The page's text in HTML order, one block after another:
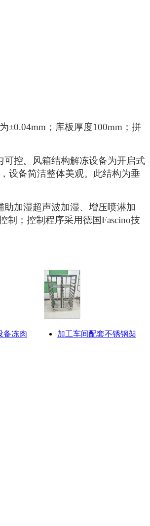
±0.04mm；库板厚度100mm；拼
控。风箱结构解冻设备为开启式
设备简洁整体美观。此结构为垂
加湿超声波加湿、增压喷淋加
；控制程序采用德国Fascino技
备冻肉 加工车间配套不锈钢架